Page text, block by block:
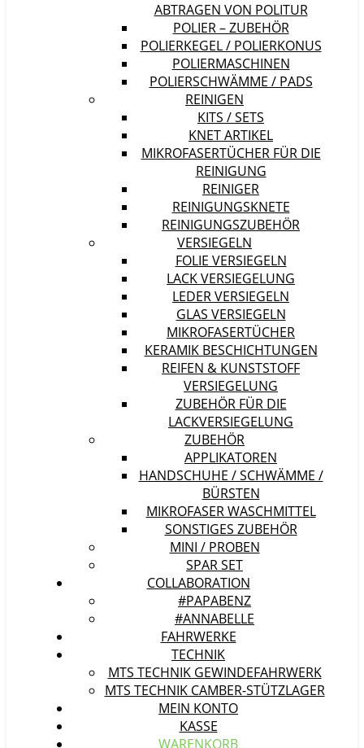
ABTRAGEN VON POLITUR
POLIER – ZUBEHÖR
POLIERKEGEL / POLIERKONUS
POLIERMASCHINEN
POLIERSCHWÄMME / PADS
REINIGEN
KITS / SETS
KNET ARTIKEL
MIKROFASERTÜCHER FÜR DIE
REINIGUNG
REINIGER
REINIGUNGSKNETE
REINIGUNGSZUBEHÖR
VERSIEGELN
FOLIE VERSIEGELN
LACK VERSIEGELUNG
LEDER VERSIEGELN
GLAS VERSIEGELN
MIKROFASERTÜCHER
KERAMIK BESCHICHTUNGEN
REIFEN & KUNSTSTOFF
VERSIEGELUNG
ZUBEHÖR FÜR DIE
LACKVERSIEGELUNG
ZUBEHÖR
APPLIKATOREN
HANDSCHUHE / SCHWÄMME /
BÜRSTEN
MIKROFASER WASCHMITTEL
SONSTIGES ZUBEHÖR
MINI / PROBEN
SPAR SET
COLLABORATION
#PAPABENZ
#ANNABELLE
FAHRWERKE
TECHNIK
MTS TECHNIK GEWINDEFAHRWERK
MTS TECHNIK CAMBER-STÜTZLAGER
MEIN KONTO
KASSE
WARENKORB